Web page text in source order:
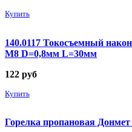
Купить
140.0117 Токосъемный
М8 D=0,8мм L=30мм
122 руб
Купить
Горелка пропановая